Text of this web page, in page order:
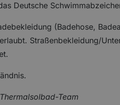
Deutsche
(Badehose,
Straßenbekleidung/
Team